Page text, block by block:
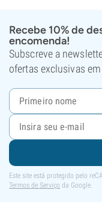
Recebe 10% de
encomenda!
Subscreve a
ofertas exclusivas
Este site está protegido pelo
Termos de Serviço da Google.